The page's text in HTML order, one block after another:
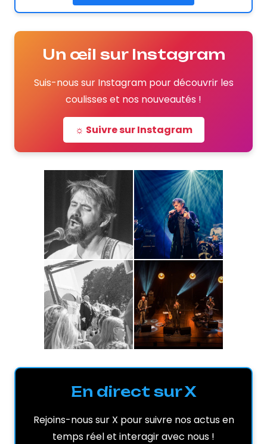
Un œil sur Instagram
Suis-nous sur Instagram pour découvrir les
coulisses et nos nouveautés !
☼ Suivre sur Instagram
En direct sur X
Rejoins-nous sur X pour suivre nos actus en
temps réel et interagir avec nous !